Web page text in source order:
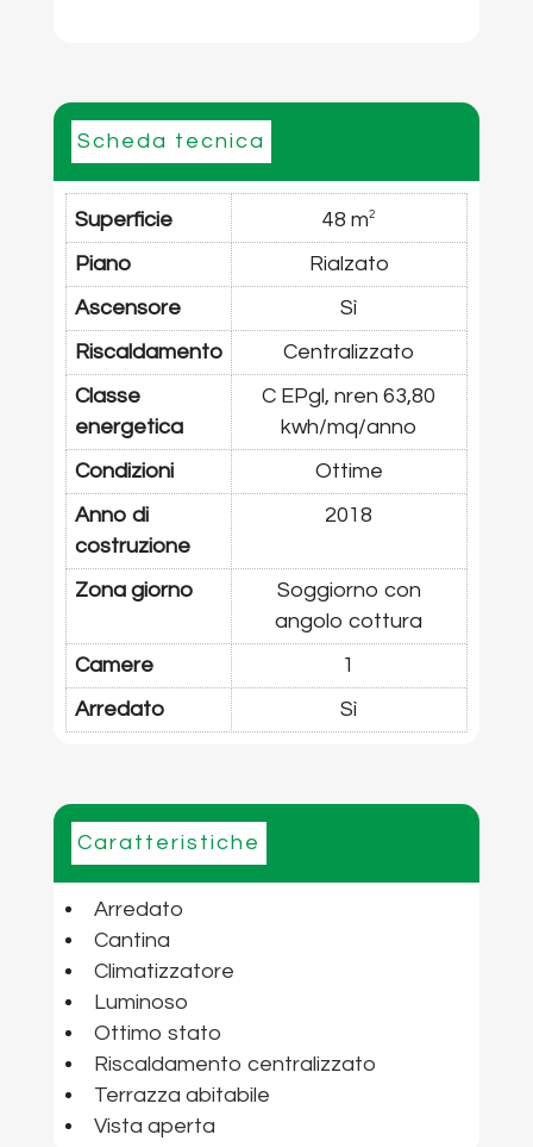
Scheda tecnica
Superficie 48 m2
Piano
Rialzato
Ascensore
Sì
Riscaldamento
Centralizzato
Classe
energetica
C EPgl, nren 63,80
kwh/mq/anno
Condizioni
Ottime
Anno di
costruzione
2018
Zona giorno
Soggiorno con
angolo cottura
Camere
1
Arredato
Sì
Caratteristiche
Arredato
Cantina
Climatizzatore
Luminoso
Ottimo stato
Riscaldamento centralizzato
Terrazza abitabile
Vista aperta